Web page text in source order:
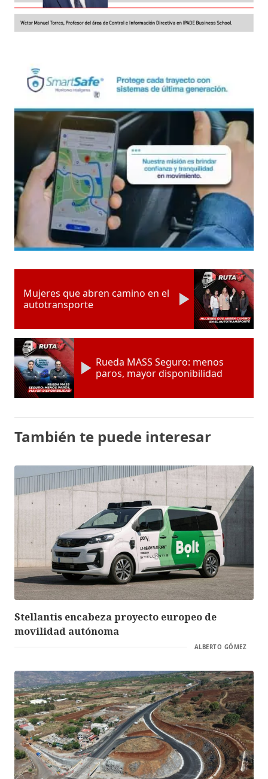
Mujeres que abren camino en el
autotransporte
Rueda MASS Seguro: menos
paros, mayor disponibilidad
También te puede interesar
Stellantis encabeza proyecto europeo de
movilidad autónoma
ALBERTO GÓMEZ